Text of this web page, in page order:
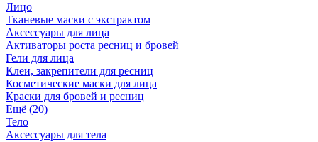
Лицо
Тканевые маски с экстрактом
Аксессуары для лица
Активаторы роста ресниц и бровей
Гели для лица
Клеи, закрепители для ресниц
Косметические маски для лица
Краски для бровей и ресниц
Ещё (20)
Тело
Аксессуары для тела